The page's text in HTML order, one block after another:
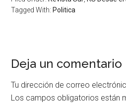
Tagged With: Politica
Deja un comentario
Tu dirección de correo
Los campos obligatorios están